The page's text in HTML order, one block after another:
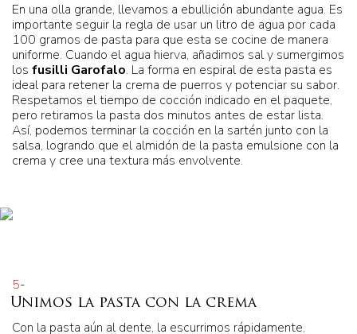
En una olla grande, llevamos a ebullición abundante agua. Es
importante seguir la regla de usar un litro de agua por cada
100 gramos de pasta para que esta se cocine de manera
uniforme. Cuando el agua hierva, añadimos sal y sumergimos
los fusilli Garofalo. La forma en espiral de esta pasta es
ideal para retener la crema de puerros y potenciar su sabor.
Respetamos el tiempo de cocción indicado en el paquete,
pero retiramos la pasta dos minutos antes de estar lista.
Así, podemos terminar la cocción en la sartén junto con la
salsa, logrando que el almidón de la pasta emulsione con la
crema y cree una textura más envolvente.
5-
Unimos la pasta con la crema
Con la pasta aún al dente, la escurrimos rápidamente,